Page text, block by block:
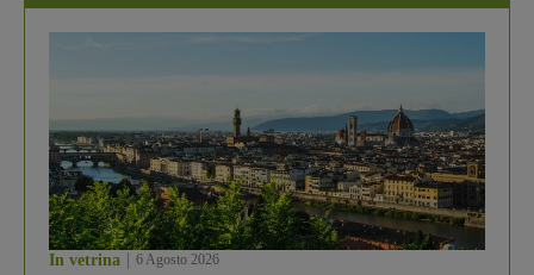
In vetrina 6 Agosto 2026